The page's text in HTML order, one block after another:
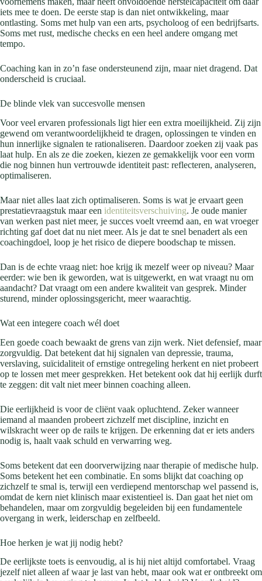
iets mee te doen. De eerste stap is dan niet ontwikkeling, maar
ontlasting. Soms met hulp van een arts, psycholoog of een bedrijfsarts.
Soms met rust, medische checks en een heel andere omgang met
tempo.
Coaching kan in zo’n fase ondersteunend zijn, maar niet dragend. Dat
onderscheid is cruciaal.
De blinde vlek van succesvolle mensen
Voor veel ervaren professionals ligt hier een extra moeilijkheid. Zij zijn
gewend om verantwoordelijkheid te dragen, oplossingen te vinden en
hun innerlijke signalen te rationaliseren. Daardoor zoeken zij vaak pas
laat hulp. En als ze die zoeken, kiezen ze gemakkelijk voor een vorm
die nog binnen hun vertrouwde identiteit past: reflecteren, analyseren,
optimaliseren.
Maar niet alles laat zich optimaliseren. Soms is wat je ervaart geen
prestatievraagstuk maar een identiteitsverschuiving. Je oude manier
van werken past niet meer, je succes voelt vreemd aan, en wat vroeger
richting gaf doet dat nu niet meer. Als je dat te snel benadert als een
coachingdoel, loop je het risico de diepere boodschap te missen.
Dan is de echte vraag niet: hoe krijg ik mezelf weer op niveau? Maar
eerder: wie ben ik geworden, wat is uitgewerkt, en wat vraagt nu om
aandacht? Dat vraagt om een andere kwaliteit van gesprek. Minder
sturend, minder oplossingsgericht, meer waarachtig.
Wat een integere coach wél doet
Een goede coach bewaakt de grens van zijn werk. Niet defensief, maar
zorgvuldig. Dat betekent dat hij signalen van depressie, trauma,
verslaving, suïcidaliteit of ernstige ontregeling herkent en niet probeert
op te lossen met meer gesprekken. Het betekent ook dat hij eerlijk durft
te zeggen: dit valt niet meer binnen coaching alleen.
Die eerlijkheid is voor de cliënt vaak opluchtend. Zeker wanneer
iemand al maanden probeert zichzelf met discipline, inzicht en
wilskracht weer op de rails te krijgen. De erkenning dat er iets anders
nodig is, haalt vaak schuld en verwarring weg.
Soms betekent dat een doorverwijzing naar therapie of medische hulp.
Soms betekent het een combinatie. En soms blijkt dat coaching op
zichzelf te smal is, terwijl een verdiepend mentorschap wel passend is,
omdat de kern niet klinisch maar existentieel is. Dan gaat het niet om
behandelen, maar om zorgvuldig begeleiden bij een fundamentele
overgang in werk, leiderschap en zelfbeeld.
Hoe herken je wat jij nodig hebt?
De eerlijkste toets is eenvoudig, al is hij niet altijd comfortabel. Vraag
jezelf niet alleen af waar je last van hebt, maar ook wat er ontbreekt om